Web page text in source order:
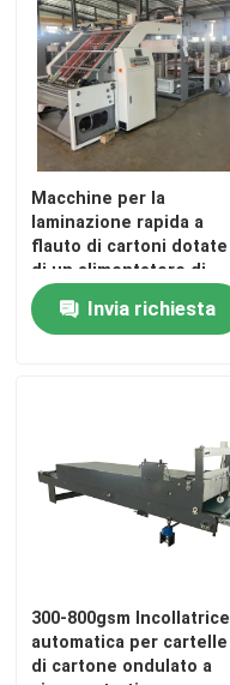
Macchine per la
laminazione rapida a
flauto di cartoni dotate
di un alimentatore di
punta opzionale che
offre operazioni di
Invia richiesta
300-800gsm Incollatrice
automatica per cartelle
di cartone ondulato a